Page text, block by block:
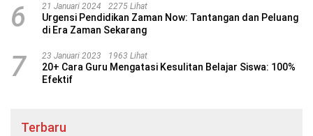
6 21 Januari 2024 2275 Lihat
Urgensi Pendidikan Zaman Now: Tantangan dan Peluang
di Era Zaman Sekarang
7 23 Januari 2023 1963 Lihat
20+ Cara Guru Mengatasi Kesulitan Belajar Siswa: 100%
Efektif
Terbaru